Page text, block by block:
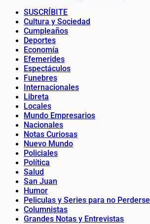
SUSCRÍBITE
Cultura y Sociedad
Cumpleaños
Deportes
Economía
Efemerides
Espectáculos
Funebres
Internacionales
Libreta
Locales
Mundo Empresarios
Nacionales
Notas Curiosas
Nuevo Mundo
Policiales
Política
Salud
San Juan
Humor
Peliculas y Series para no Perderse
Columnistas
Grandes Notas y Entrevistas